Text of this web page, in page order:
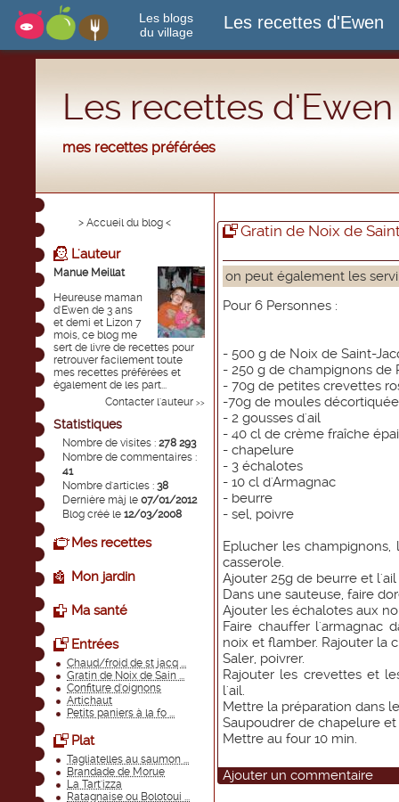
Les blogs
du village
Les recettes d'Ewen
Les recettes d'Ewen
mes recettes préférées
> Accueil du blog <
L'auteur
Manue Meillat
Heureuse maman
d'Ewen de 3 ans
et demi et Lizon 7
mois, ce blog me
sert de livre de recettes pour
retrouver facilement toute
mes recettes préférées et
également de les part...
Contacter l'auteur >>
Statistiques
Nombre de visites : 278 293
Nombre de commentaires :
41
Nombre d'articles : 38
Dernière màj le 07/01/2012
Blog créé le 12/03/2008
Mes recettes
Mon jardin
Ma santé
Entrées
Chaud/froid de st jacq ...
Gratin de Noix de Sain ...
Confiture d'oignons
Artichaut
Petits paniers à la fo ...
Plat
Tagliatelles au saumon ...
Brandade de Morue
La Tart'izza
Ratagnaise ou Bolotoui ...
Gratin de Noix de
on peut également les
Pour 6 Personnes :
- 500 g de Noix de Saint-
- 250 g de champignons de
- 70g de petites crevettes
-70g de moules
- 2 gousses d'ail
- 40 cl de crème fraîche
- chapelure
- 3 échalotes
- 10 cl d'Armagnac
- beurre
- sel, poivre
Eplucher les
casserole.
Ajouter 25g de beurre et
Dans une sauteuse, faire
Ajouter les échalotes aux
Faire chauffer l'armagnac
noix et flamber. Rajouter la
Saler, poivrer.
Rajouter les crevettes et
l'ail.
Mettre la préparation dans
Saupoudrer de chapelure
Mettre au four 10 min.
Ajouter un commentaire